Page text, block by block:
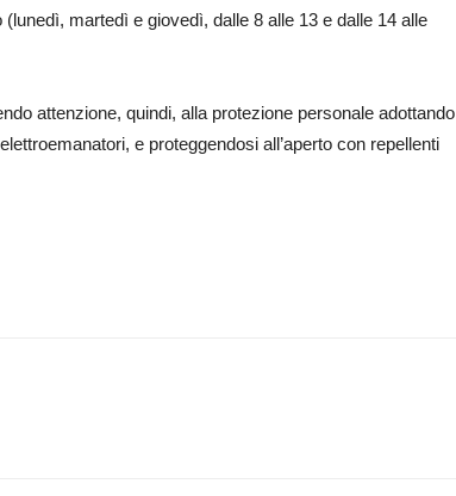
martedì e giovedì, dalle 8 alle 13 e dalle 14 alle
attenzione, quindi, alla protezione personale adottando
e proteggendosi all’aperto con repellenti